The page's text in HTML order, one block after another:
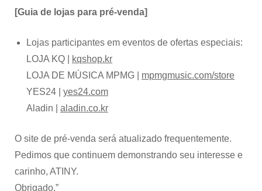
[Guia de lojas para pré-venda]
Lojas participantes em eventos de ofertas especiais:
LOJA KQ |
kqshop.kr
LOJA DE MÚSICA MPMG | mpmgmusic.com/store
YES24 | yes24.com
Aladin | aladin.co.kr
O site de pré-venda será atualizado frequentemente.
Pedimos que continuem demonstrando seu interesse e
carinho, ATINY.
Obrigado.”